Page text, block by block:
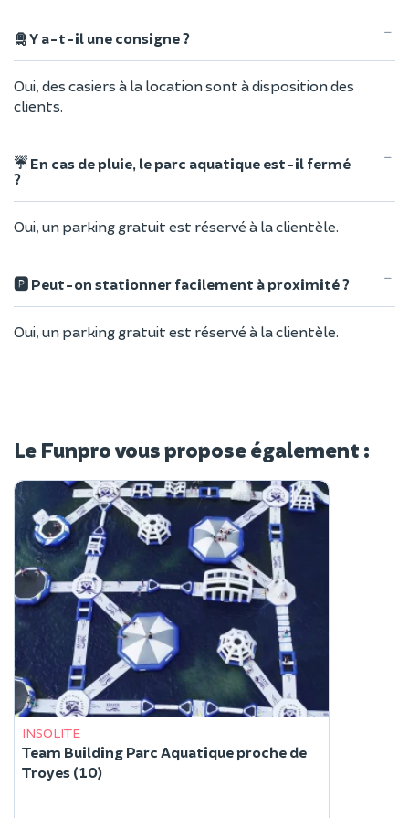
🛅 Y a-t-il une consigne ?
Oui, des casiers à la location sont à disposition des
clients.
☔ En cas de pluie, le parc aquatique est-il fermé
?
Oui, un parking gratuit est réservé à la clientèle.
🅿️ Peut-on stationner facilement à proximité ?
Oui, un parking gratuit est réservé à la clientèle.
Le Funpro vous propose également :
INSOLITE
Team Building Parc Aquatique proche de
Troyes (10)